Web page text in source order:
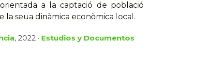
a la captació de població
seua dinàmica econòmica local.
, 2022 · Estudios y Documentos